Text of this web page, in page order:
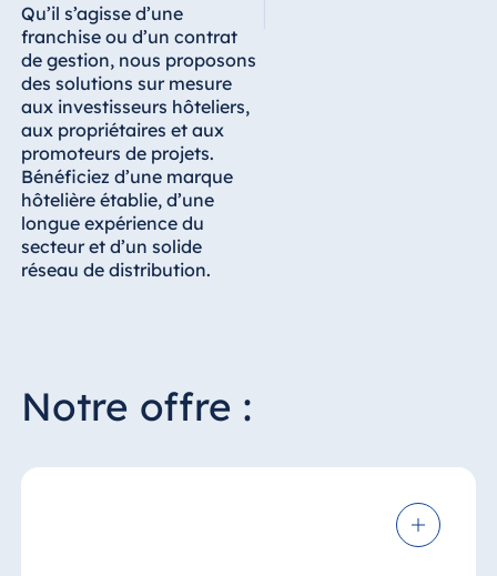
Qu’il s’agisse d’une
franchise ou d’un contrat
de gestion, nous proposons
des solutions sur mesure
aux investisseurs hôteliers,
aux propriétaires et aux
promoteurs de projets.
Bénéficiez d’une marque
hôtelière établie, d’une
longue expérience du
secteur et d’un solide
réseau de distribution.
Notre offre :